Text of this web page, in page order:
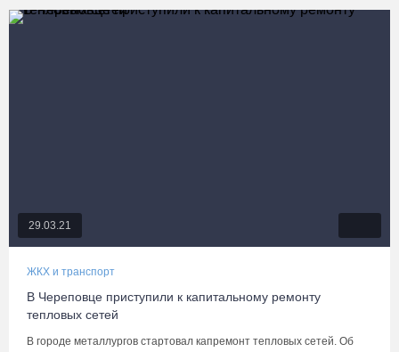
29.03.21
ЖКХ и транспорт
В Череповце приступили к капитальному ремонту
тепловых сетей
В городе металлургов стартовал капремонт тепловых сетей. Об